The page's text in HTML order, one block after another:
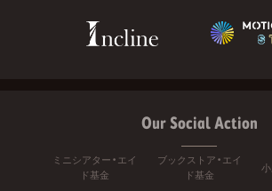
Our Social Action
ミニシアター・エイ
ド基金
ブックストア・エイ
ド基金